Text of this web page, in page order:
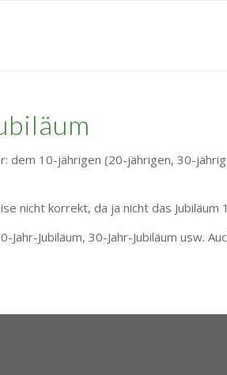
dem 10-jährigen (20-jährigen, 30-
nicht korrekt, da ja nicht das
Jahr-Jubiläum, 30-Jahr-Jubiläum usw.